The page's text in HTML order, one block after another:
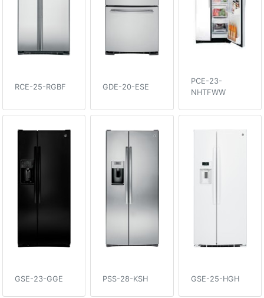
RCE-25-RGBF GDE-20-ESE
PCE-23-
NHTFWW
GSE-23-GGE PSS-28-KSH GSE-25-HGH